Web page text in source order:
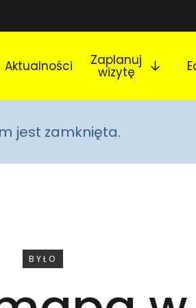
Aktualności Zaplanuj
wizytę
jest zamknięta.
WYDARZENIE
BYŁO